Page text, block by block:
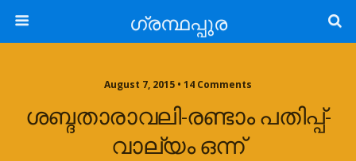
ഗ്രന്ഥപ്പുര
August 7, 2015 • 14 Comments
ശബ്ദതാരാവലി-രണ്ടാം പതിപ്പ്-
വാല്യം ഒന്ന്